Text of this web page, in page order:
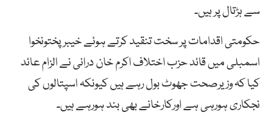
سے ہڑتال پر ہیں۔
حکومتی اقدامات پر سخت تنقید کرتے ہوئے خیبرپختونخوا
اسمبلی میں قائد حزب اختلاف اکرم خان درانی نے الزام عائد
کیا کہ وزیرصحت جھوٹ بول رہے ہیں کیونکہ اسپتالوں کی
نجکاری ہورہی ہے اورکارخانے بھی بند ہورہے ہیں۔